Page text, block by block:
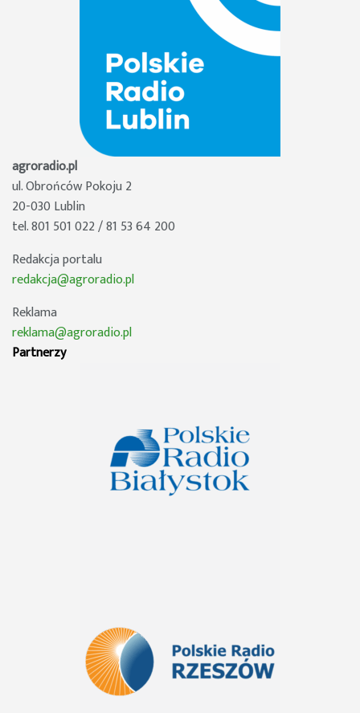
agroradio.pl
ul. Obrońców Pokoju 2
20-030 Lublin
tel. 801 501 022 / 81 53 64 200
Redakcja portalu
redakcja@agroradio.pl
Reklama
reklama@agroradio.pl
Partnerzy